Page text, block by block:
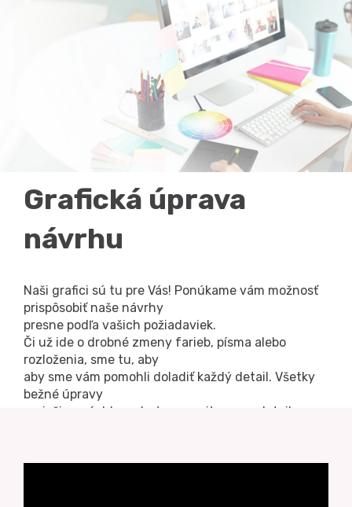
Grafická úprava
návrhu
Naši grafici sú tu pre Vás! Ponúkame vám možnosť
prispôsobiť naše návrhy
presne podľa vašich požiadaviek.
Či už ide o drobné zmeny farieb, písma alebo
rozloženia, sme tu, aby
aby sme vám pomohli doladiť každý detail. Všetky
bežné úpravy
vyriešime rýchlo, ochotne a s citom pre detail.
schválenie grafický návrh